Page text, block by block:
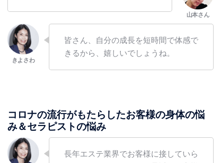
皆さん、自分の成長を短時間で体感で
きるから、嬉しいでしょうね。
コロナの流行がもたらしたお客様の身体の悩
み＆セラピストの悩み
長年エステ業界でお客様に接していら